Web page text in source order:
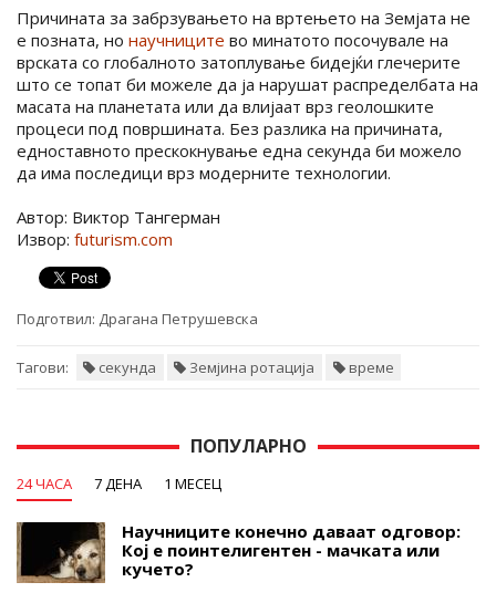
Причината за забрзувањето на вртењето на Земјата не
е позната, но научниците во минатото посочувале на
врската со глобалното затоплување бидејќи глечерите
што се топат би можеле да ја нарушат распределбата на
масата на планетата или да влијаат врз геолошките
процеси под површината. Без разлика на причината,
едноставното прескокнување една секунда би можело
да има последици врз модерните технологии.
Автор: Виктор Тангерман
Извор: futurism.com
Подготвил: Драгана Петрушевска
Тагови: секунда Земјина ротација време
ПОПУЛАРНО
24 ЧАСА 7 ДЕНА 1 МЕСЕЦ
Научниците конечно даваат одговор:
Кој е поинтелигентен - мачката или
кучето?